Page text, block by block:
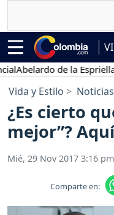
de la Espriella
Vida y Estilo Noticias
¿Es cierto
mejor”?
Mié, 29 Nov 2017 3:16 pm
Comparte en: